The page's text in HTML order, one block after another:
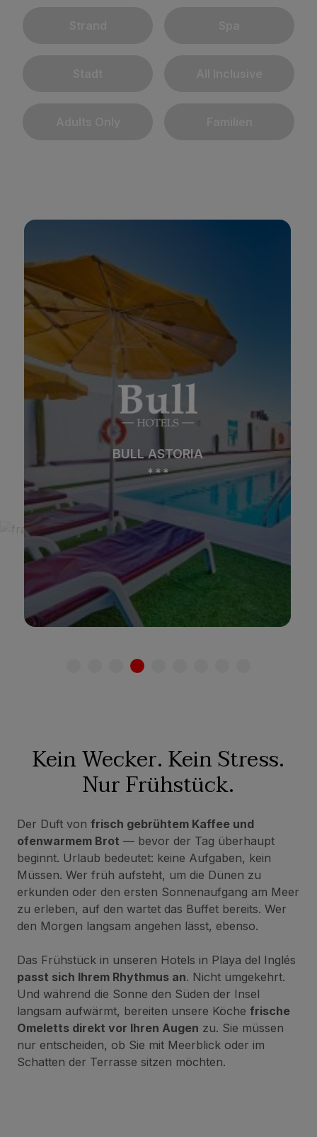
BULL ASTORIA
***
BULL ASTORIA
Stadt All Inclusive
Adults Only Familien
Siehe hotel
Kein Wecker. Kein Stress.
Nur Frühstück.
Der Duft von frisch gebrühtem Kaffee und
ofenwarmem Brot — bevor der Tag überhaupt
beginnt. Urlaub bedeutet: keine Aufgaben, kein
Müssen. Wer früh aufsteht, um die Dünen zu
erkunden oder den ersten Sonnenaufgang am Meer
zu erleben, auf den wartet das Buffet bereits. Wer
den Morgen langsam angehen lässt, ebenso.
Das Frühstück in unseren Hotels in Playa del Inglés
passt sich Ihrem Rhythmus an. Nicht umgekehrt.
Und während die Sonne den Süden der Insel
langsam aufwärmt, bereiten unsere Köche frische
Omeletts direkt vor Ihren Augen zu. Sie müssen
nur entscheiden, ob Sie mit Meerblick oder im
Schatten der Terrasse sitzen möchten.